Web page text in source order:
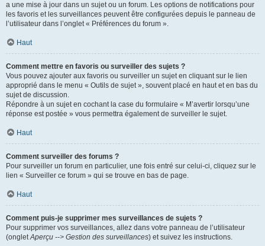
a une mise à jour dans un sujet ou un forum. Les options de notifications pour
les favoris et les surveillances peuvent être configurées depuis le panneau de
l’utilisateur dans l’onglet « Préférences du forum ».
Haut
Comment mettre en favoris ou surveiller des sujets ?
Vous pouvez ajouter aux favoris ou surveiller un sujet en cliquant sur le lien
approprié dans le menu « Outils de sujet », souvent placé en haut et en bas du
sujet de discussion.
Répondre à un sujet en cochant la case du formulaire « M’avertir lorsqu’une
réponse est postée » vous permettra également de surveiller le sujet.
Haut
Comment surveiller des forums ?
Pour surveiller un forum en particulier, une fois entré sur celui-ci, cliquez sur le
lien « Surveiller ce forum » qui se trouve en bas de page.
Haut
Comment puis-je supprimer mes surveillances de sujets ?
Pour supprimer vos surveillances, allez dans votre panneau de l’utilisateur
(ongletAperçu --> Gestion des surveillances) et suivez les instructions.